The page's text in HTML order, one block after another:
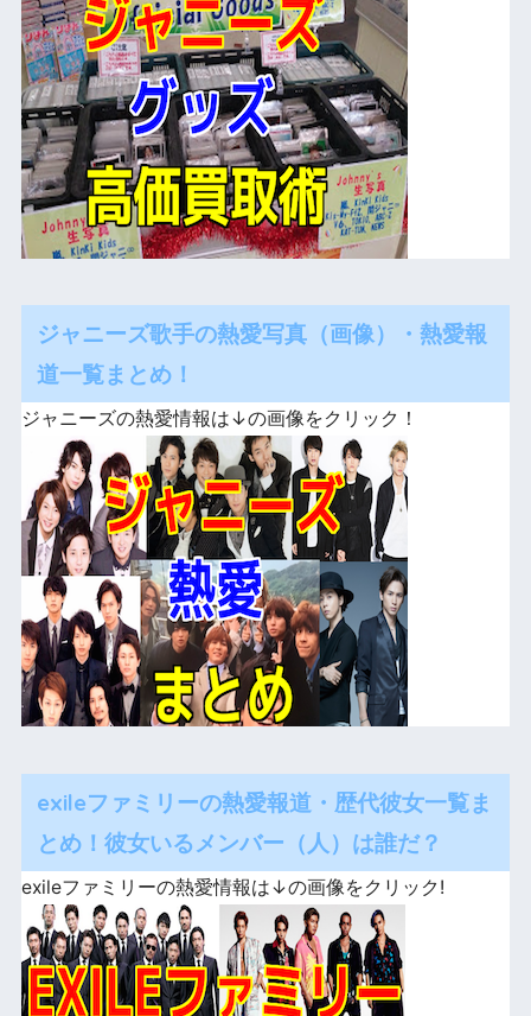
ジャニーズ歌手の熱愛写真（画像）・熱愛報
道一覧まとめ！
ジャニーズの熱愛情報は↓の画像をクリック！
exileファミリーの熱愛報道・歴代彼女一覧ま
とめ！彼女いるメンバー（人）は誰だ？
exileファミリーの熱愛情報は↓の画像をクリック!